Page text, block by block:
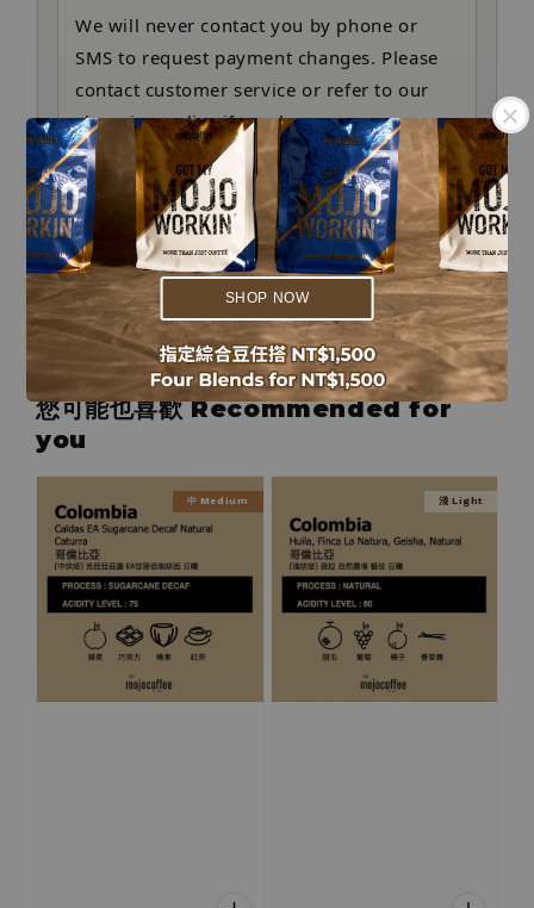
.
.
SHOP NOW
We will never contact you by phone or
SMS to request payment changes. Please
contact customer service or refer to our
shopping policy if you have concerns.
購物須知 Shopping Policy
聯繫我們 Contact Us
您可能也喜歡 Recommended for
you
中 Medium 淺 Light